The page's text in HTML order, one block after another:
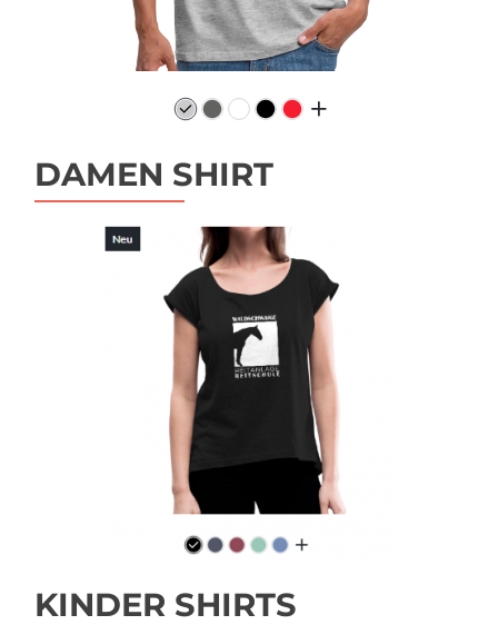
DAMEN SHIRT
KINDER SHIRTS